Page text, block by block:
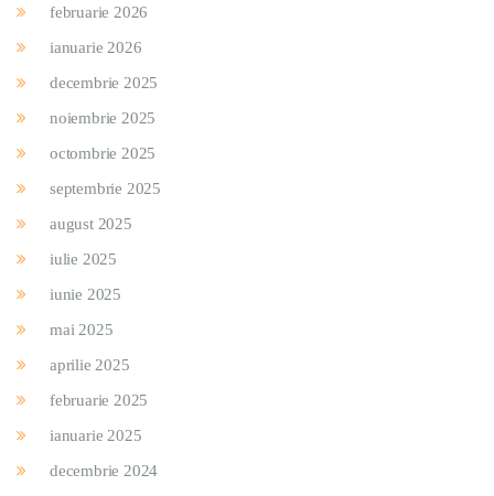
februarie 2026
ianuarie 2026
decembrie 2025
noiembrie 2025
octombrie 2025
septembrie 2025
august 2025
iulie 2025
iunie 2025
mai 2025
aprilie 2025
februarie 2025
ianuarie 2025
decembrie 2024